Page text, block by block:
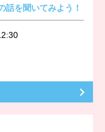
を聞いてみよう！